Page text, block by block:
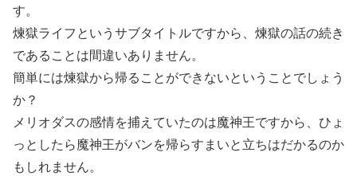
す。
煉獄ライフというサブタイトルですから、煉獄の話の続き
であることは間違いありません。
簡単には煉獄から帰ることができないということでしょう
か？
メリオダスの感情を捕えていたのは魔神王ですから、ひょ
っとしたら魔神王がバンを帰らすまいと立ちはだかるのか
もしれません。